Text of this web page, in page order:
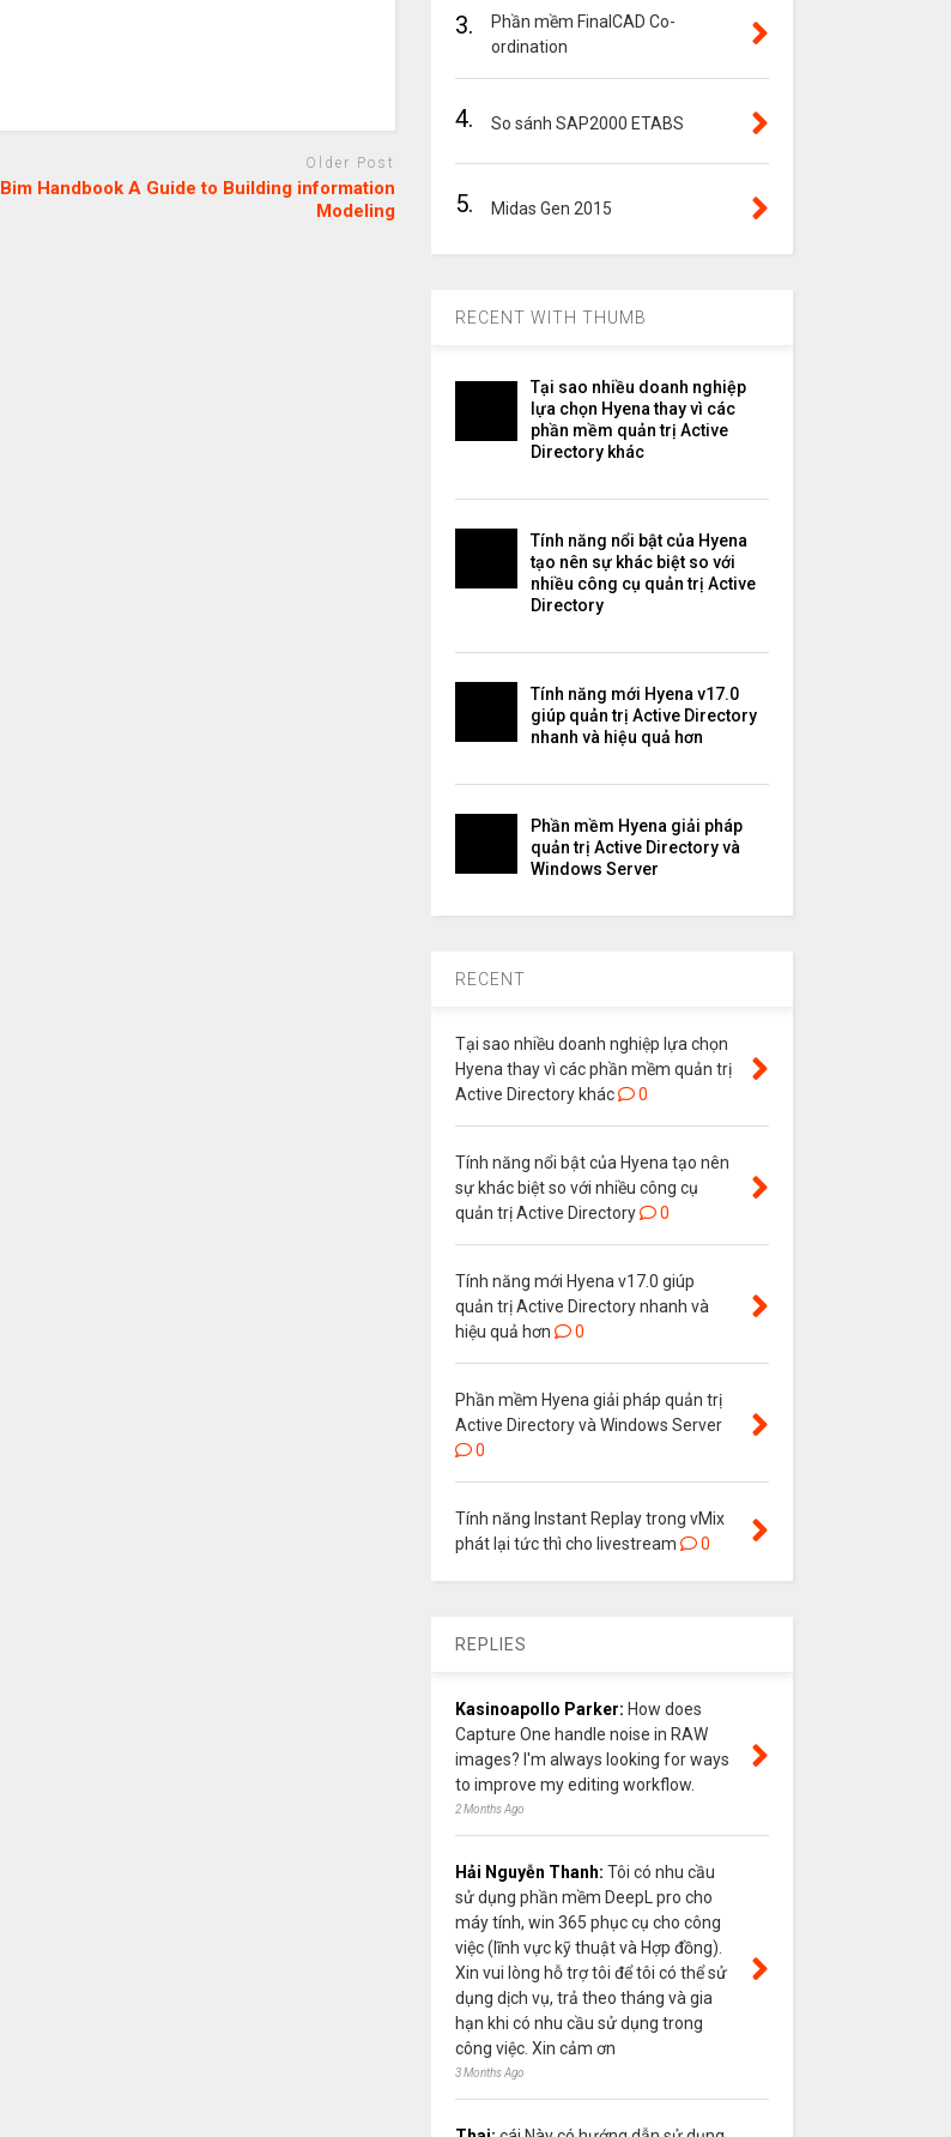
Older Post
Bim Handbook A Guide to Building information
Modeling
3.
Phần mềm FinalCAD Co-
ordination
4. So sánh SAP2000 ETABS
5. Midas Gen 2015
RECENT WITH THUMB
Tại sao nhiều doanh nghiệp
lựa chọn Hyena thay vì các
phần mềm quản trị Active
Directory khác
Tính năng nổi bật của Hyena
tạo nên sự khác biệt so với
nhiều công cụ quản trị Active
Directory
Tính năng mới Hyena v17.0
giúp quản trị Active Directory
nhanh và hiệu quả hơn
Phần mềm Hyena giải pháp
quản trị Active Directory và
Windows Server
RECENT
Tại sao nhiều doanh nghiệp lựa chọn
Hyena thay vì các phần mềm quản trị
Active Directory khác
0
Tính năng nổi bật của Hyena tạo nên
sự khác biệt so với nhiều công cụ
quản trị Active Directory
0
Tính năng mới Hyena v17.0 giúp
quản trị Active Directory nhanh và
hiệu quả hơn
0
Phần mềm Hyena giải pháp quản trị
Active Directory và Windows Server
0
Tính năng Instant Replay trong vMix
phát lại tức thì cho livestream
0
REPLIES
Kasinoapollo Parker: How does
Capture One handle noise in RAW
images? I'm always looking for ways
to improve my editing workflow.
2 Months Ago
Hải Nguyễn Thanh: Tôi có nhu cầu
sử dụng phần mềm DeepL pro cho
máy tính, win 365 phục cụ cho công
việc (lĩnh vực kỹ thuật và Hợp đồng).
Xin vui lòng hỗ trợ tôi để tôi có thể sử
dụng dịch vụ, trả theo tháng và gia
hạn khi có nhu cầu sử dụng trong
công việc. Xin cảm ơn
3 Months Ago